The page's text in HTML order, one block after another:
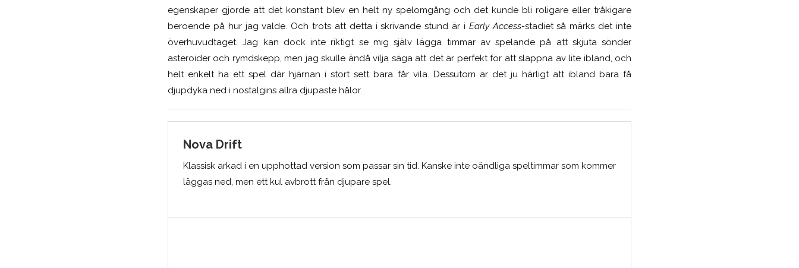
egenskaper gjorde att det konstant blev en helt ny spelomgång och det kunde bli roligare eller tråkigare
beroende på hur jag valde. Och trots att detta i skrivande stund är i Early Access-stadiet så märks det inte
överhuvudtaget. Jag kan dock inte riktigt se mig själv lägga timmar av spelande på att skjuta sönder
asteroider och rymdskepp, men jag skulle ändå vilja säga att det är perfekt för att slappna av lite ibland, och
helt enkelt ha ett spel där hjärnan i stort sett bara får vila. Dessutom är det ju härligt att ibland bara få
djupdyka ned i nostalgins allra djupaste hålor.
Nova Drift
Klassisk arkad i en upphottad version som passar sin tid. Kanske inte oändliga speltimmar som kommer
läggas ned, men ett kul avbrott från djupare spel.